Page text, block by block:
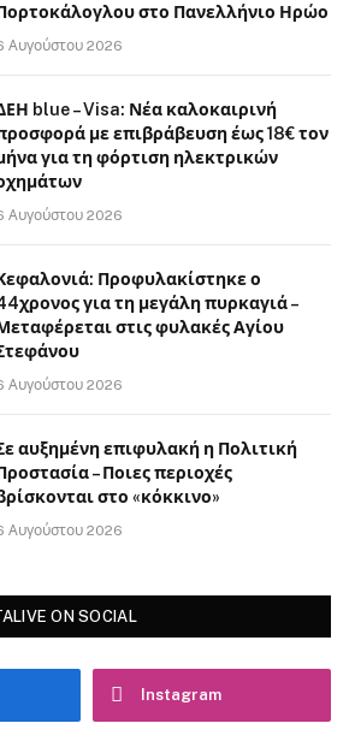
στο Πανελλήνιο Ηρώο
Αυγούστου 2026
blue – Visa: Νέα καλοκαιρινή
με επιβράβευση έως 18€ τον
για τη φόρτιση ηλεκτρικών
Αυγούστου 2026
Προφυλακίστηκε ο
για τη μεγάλη πυρκαγιά –
στις φυλακές Αγίου
Αυγούστου 2026
αυξημένη επιφυλακή η Πολιτική
– Ποιες περιοχές
στο «κόκκινο»
Αυγούστου 2026
ON SOCIAL
Instagram